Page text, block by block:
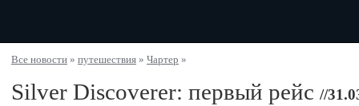
Все новости » путешествия » Чартер »
Silver Discoverer: первый рейс //